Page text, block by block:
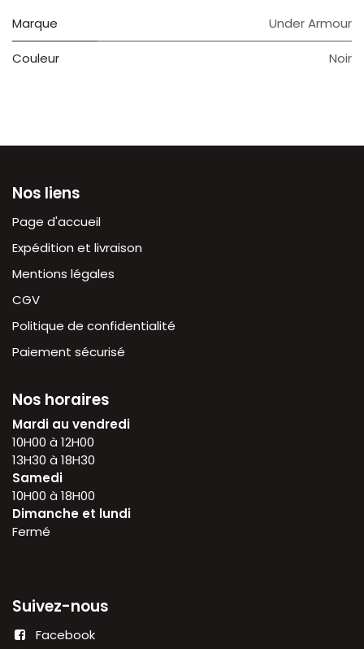
Marque
Under Armour
Couleur Noir
Nos liens
Page d'accueil
Expédition et livraison
Mentions légales
CGV
Politique de confidentialité
Paiement sécurisé
Nos horaires
Mardi au vendredi
10H00 à 12H00
13H30 à 18H30
Samedi
10H00 à 18H00
Dimanche et lundi
Fermé
Suivez-nous
Facebook